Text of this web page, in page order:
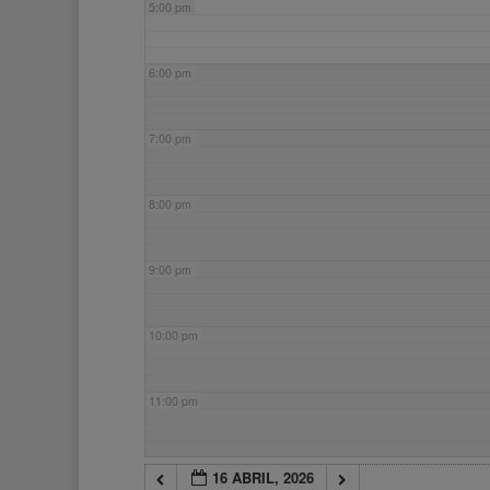
5:00 pm
6:00 pm
7:00 pm
8:00 pm
9:00 pm
10:00 pm
11:00 pm
16 ABRIL, 2026